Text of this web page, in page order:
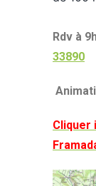
Rdv à
33890
Cliquer